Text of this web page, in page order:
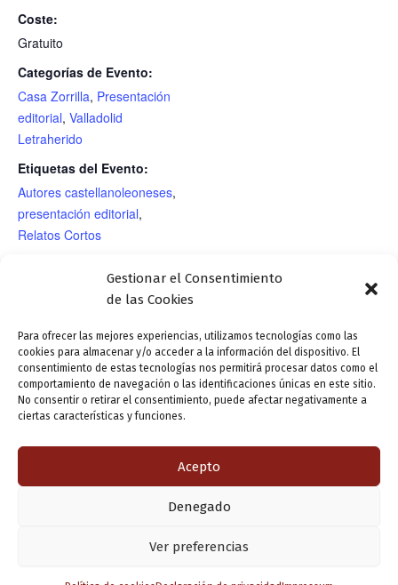
Gestionar el Consentimiento
de las Cookies
Para ofrecer las mejores experiencias, utilizamos tecnologías como las
cookies para almacenar y/o acceder a la información del dispositivo. El
consentimiento de estas tecnologías nos permitirá procesar datos como el
comportamiento de navegación o las identificaciones únicas en este sitio.
No consentir o retirar el consentimiento, puede afectar negativamente a
ciertas características y funciones.
Acepto
Denegado
Ver preferencias
Coste:
Gratuito
Categorías de Evento:
Casa Zorrilla, Presentación
editorial, Valladolid
Letraherido
Etiquetas del Evento:
Autores castellanoleoneses,
presentación editorial,
Relatos Cortos
2.º Taller de Verso
Clásico Español: «El
Tenorio, verso a verso».
Imparte: Juan Polanco
Conferencia-recital: «Señas de identidad en
la poesía de Castilla y León». Imparte: María
Luisa Rodríguez Antón. Voces: Pilar Aguiar,
Aurora Manuel López y Marisa Rodríguez
Copyright © 2026 Valladolid en su titna